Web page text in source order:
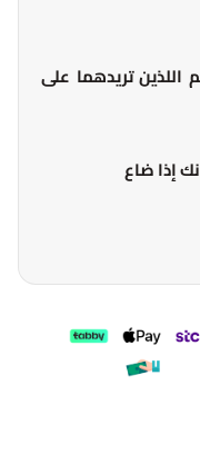
اللذين تريدهما على
إذا ضاع